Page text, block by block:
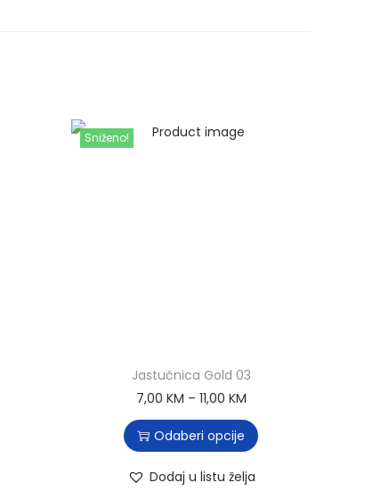
Sniženo!
Jastučnica Gold 03
7,00 KM – 11,00 KM
Odaberi opcije
Dodaj u listu želja